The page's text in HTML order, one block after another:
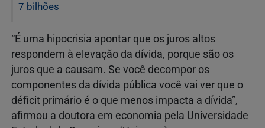
7 bilhões
“É uma hipocrisia apontar que os juros altos
respondem à elevação da dívida, porque são os
juros que a causam. Se você decompor os
componentes da dívida pública você vai ver que o
déficit primário é o que menos impacta a dívida”,
afirmou a doutora em economia pela Universidade